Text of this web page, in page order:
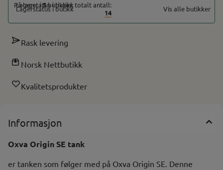
På lager i5butikker, totalt antall:
14
Vis alle butikker
Rask levering
Norsk Nettbutikk
Kvalitetsprodukter
Informasjon
Oxva Origin SE tank
er tanken som følger med på Oxva Origin SE. Denne